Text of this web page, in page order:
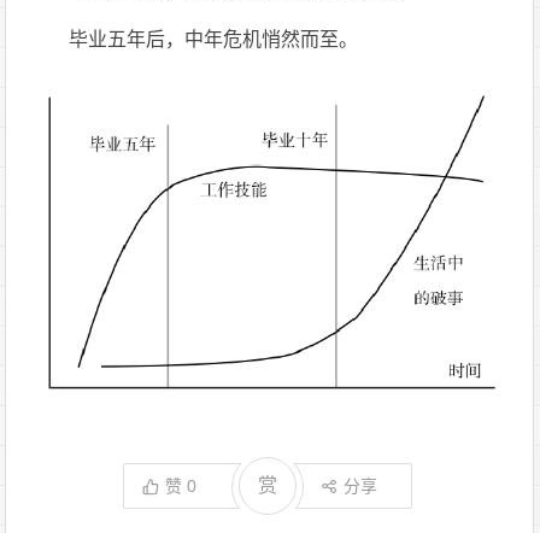
毕业五年后，中年危机悄然而至。
赞0 赏 分享